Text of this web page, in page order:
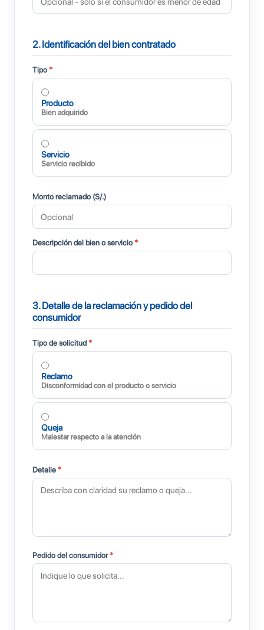
2. Identificación del bien contratado
Tipo *
Producto
Bien adquirido
Servicio
Servicio recibido
Monto reclamado (S/.)
Descripción del bien o servicio *
3. Detalle de la reclamación y pedido del
consumidor
Tipo de solicitud *
Reclamo
Disconformidad con el producto o servicio
Queja
Malestar respecto a la atención
Detalle *
Pedido del consumidor *